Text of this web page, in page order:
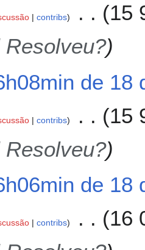
contribs
15
Resolveu?
de 18
contribs
15
Resolveu?
de 18
contribs
16